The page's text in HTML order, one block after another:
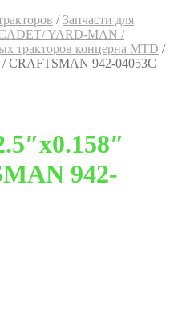
/ Запчасти для
YARD-MAN /
тракторов концерна MTD /
CRAFTSMAN 942-04053C
942-